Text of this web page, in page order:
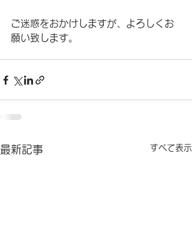
ご迷惑をおかけしますが、よろしくお
願い致します。
最新記事 すべて表示